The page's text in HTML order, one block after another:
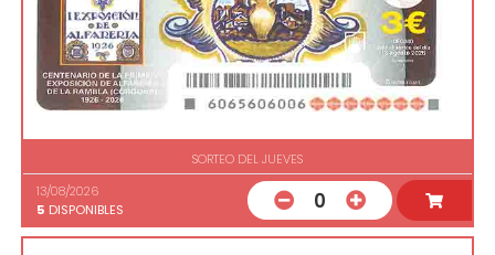
SORTEO DEL JUEVES
13/08/2026
5 DISPONIBLES 0